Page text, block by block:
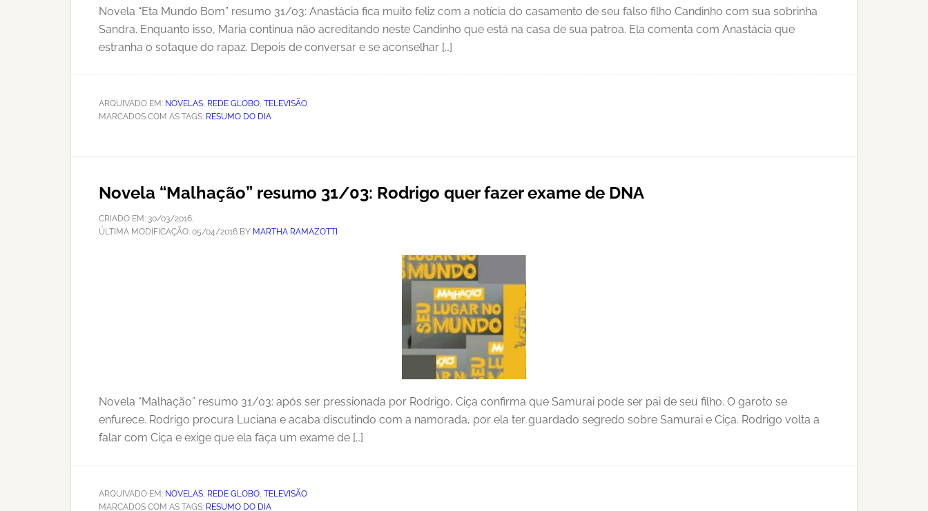
Novela “Eta Mundo Bom” resumo 31/03: Anastácia fica muito feliz com a notícia do casamento de seu falso filho Candinho com sua sobrinha
Sandra. Enquanto isso, Maria continua não acreditando neste Candinho que está na casa de sua patroa. Ela comenta com Anastácia que
estranha o sotaque do rapaz. Depois de conversar e se aconselhar […]
ARQUIVADO EM: NOVELAS, REDE GLOBO, TELEVISÃO
MARCADOS COM AS TAGS: RESUMO DO DIA
Novela “Malhação” resumo 31/03: Rodrigo quer fazer exame de DNA
CRIADO EM: 30/03/2016,
ÚLTIMA MODIFICAÇÃO: 05/04/2016 BY MARTHA RAMAZOTTI
Novela “Malhação” resumo 31/03: após ser pressionada por Rodrigo, Ciça confirma que Samurai pode ser pai de seu filho. O garoto se
enfurece. Rodrigo procura Luciana e acaba discutindo com a namorada, por ela ter guardado segredo sobre Samurai e Ciça. Rodrigo volta a
falar com Ciça e exige que ela faça um exame de […]
ARQUIVADO EM: NOVELAS, REDE GLOBO, TELEVISÃO
MARCADOS COM AS TAGS: RESUMO DO DIA